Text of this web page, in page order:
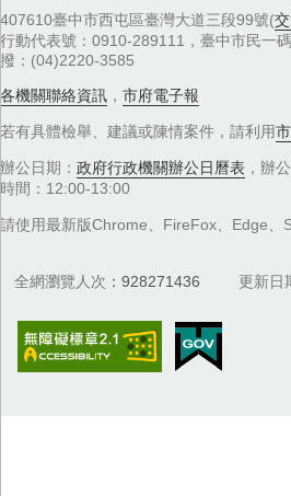
407610臺中市西屯區臺灣大道三段99號(
行動代表號：0910-289111，臺中市民一
撥：(04)2220-3585
各機關聯絡資訊 ， 市府電子報
若有具體檢舉、建議或陳情案件，請利用
辦公日期： 政府行政機關辦公日曆表 ，辦
時間：12:00-13:00
請使用最新版Chrome、FireFox、Edge、
全網瀏覽人次 928271436 更新日